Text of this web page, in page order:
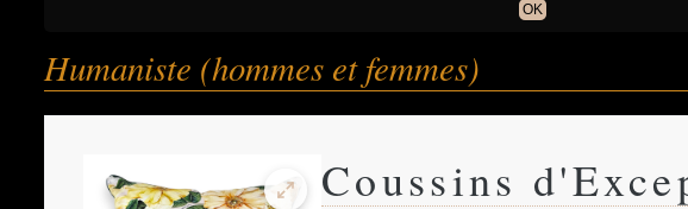
OK
Humaniste (hommes et femmes)
Coussins